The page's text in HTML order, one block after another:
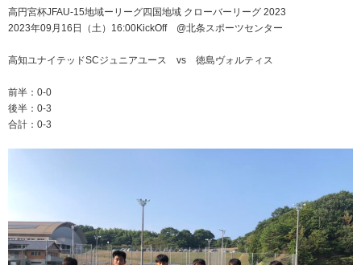
高円宮杯JFAU-15地域ーリーグ四国地域 クローバーリーグ 2023
2023年09月16日（土）16:00KickOff @北条スポーツセンター
高知ユナイテッドSCジュニアユース vs 徳島ヴォルティス
前半：0-0
後半：0-3
合計：0-3